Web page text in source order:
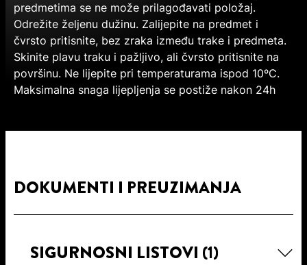
predmetima se ne može prilagođavati položaj.
Odrežite željenu dužinu. Zalijepite na predmet i
čvrsto pritisnite, bez zraka između trake i predmeta.
Skinite plavu traku i pažljivo, ali čvrsto pritisnite na
površinu. Ne lijepite pri temperaturama ispod 10ºC.
Maksimalna snaga lijepljenja se postiže nakon 24h
DOKUMENTI I PREUZIMANJA
SIGURNOSNI LISTOVI (1)